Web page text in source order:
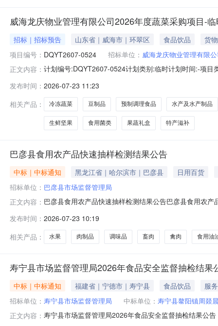
威海龙庆物业管理有限公司2026年度蔬菜采购项目-
招标｜招标预告 山东省｜威海市｜环翠区 食品饮品
货物
项目编号： DQYT2607-0524 招标单位： 威海龙庆物业管理有限
正文内容： 计划编号:DQYT2607-0524计划类别:临时计划时间:-项
A61食品及食材A6106生鲜A610601水果及制品
发布时间： 2026-07-23 11:23
相关产品：
冷冻蔬菜 豆制品 预制调理食品 水产及水产制品
生鲜坚果 食用菌类 果蔬礼盒 特产滋补
巴彦县食用农产品快速抽样检测结果公告
中标｜中标通知 黑龙江省｜哈尔滨市｜巴彦县
日用百货
招标单位： 巴彦县市场监督管理局
正文内容： 巴彦县食用农产品快速抽样检测结果公告巴彦县食用农
制品、粮食加工品、鸡蛋、食用油油脂及其制品、糕点
食用油中矿物油、食用油中巴豆油、糖精
发布时间： 2026-07-23 10:19
相关产品：
水果 肉制品 调味品 畜肉 禽肉 食用油
寿宁县市场监督管理局2026年食品安全监督抽检结果
中标｜中标通知 福建省｜宁德市｜寿宁县 食品饮品
服务
招标单位： 寿宁县市场监督管理局 中标单位： 寿宁县鳌阳镇周燚
正文内容： 寿宁县市场监督管理局2026年食品安全监督抽检结果公